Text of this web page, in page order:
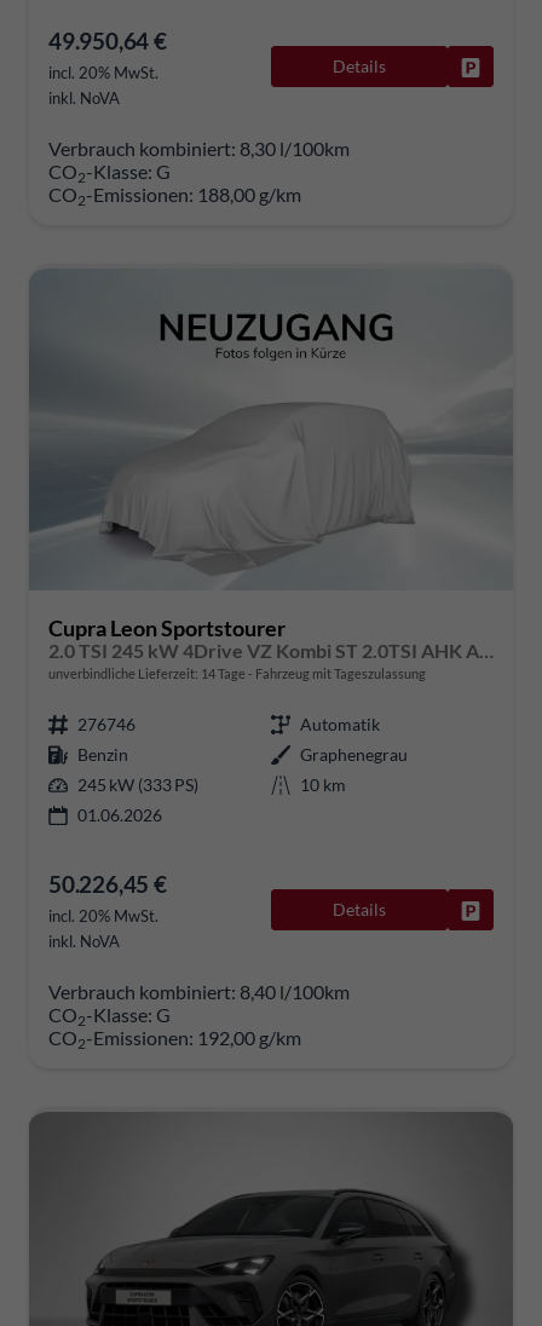
49.950,64 €
incl. 20% MwSt.
inkl. NoVA
Details
Verbrauch kombiniert: 8,30 l/100km
CO2-Klasse: G
CO2-Emissionen: 188,00 g/km
Cupra Leon Sportstourer
2.0 TSI 245 kW 4Drive VZ Kombi ST 2.0TSI AHK ACC
unverbindliche Lieferzeit: 14 Tage Fahrzeug mit Tageszulassung
276746
Automatik
Benzin
Graphenegrau
245 kW (333 PS)
10 km
01.06.2026
50.226,45 €
incl. 20% MwSt.
inkl. NoVA
Details
Verbrauch kombiniert: 8,40 l/100km
CO2-Klasse: G
CO2-Emissionen: 192,00 g/km